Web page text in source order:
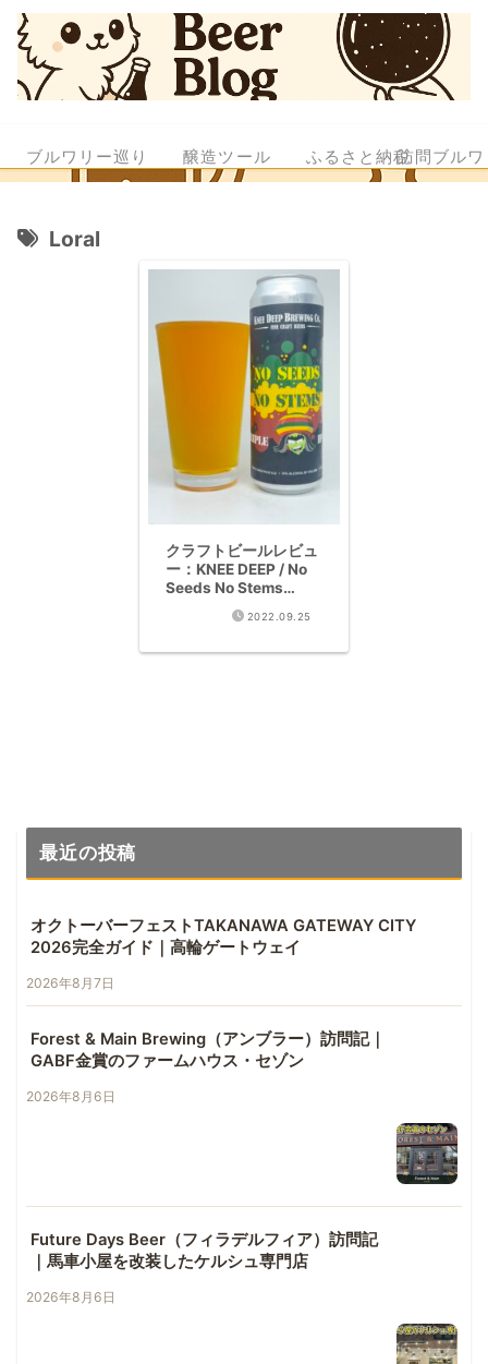
ブルワリー巡り 醸造ツール ふるさと納税訪問ブル
Loral
クラフトビールレビュ
ー：KNEE DEEP / No
Seeds No Stems
TIPA(10%)
2022.09.25
最近の投稿
オクトーバーフェストTAKANAWA GATEWAY CITY
2026完全ガイド｜高輪ゲートウェイ
2026年8月7日
Forest & Main Brewing（アンブラー）訪問記｜
GABF金賞のファームハウス・セゾン
2026年8月6日
Future Days Beer（フィラデルフィア）訪問記
｜馬車小屋を改装したケルシュ専門店
2026年8月6日